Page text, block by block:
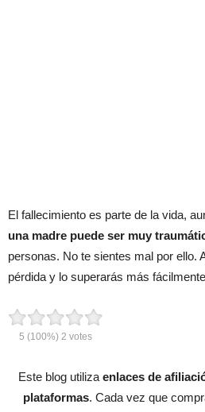
El fallecimiento es parte de la vida,
una madre puede ser muy
personas. No te sientes mal por ello.
pérdida y lo superarás más
5 (100%) 2 votes
Este blog utiliza enlaces de
plataformas. Cada vez que